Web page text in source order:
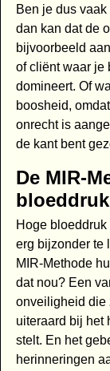
Ben je dus
dan kan dat de
bijvoorbeeld
of cliënt waar je
domineert. Of
boosheid,
onrecht is
de kant bent
De MIR-
bloeddruk
Hoge
erg bijzonder te
MIR-Methode
dat nou? Een
onveiligheid die
uiteraard bij het
stelt. En het
herinneringen